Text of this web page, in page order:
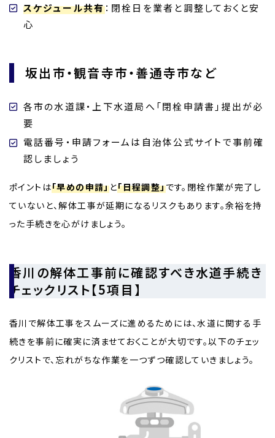
スケジュール共有：閉栓日を業者と調整しておくと安
心
坂出市・観音寺市・善通寺市など
各市の水道課・上下水道局へ「閉栓申請書」提出が必
要
電話番号・申請フォームは自治体公式サイトで事前確
認しましょう
ポイントは「早めの申請」と「日程調整」です。閉栓作業が完了し
ていないと、解体工事が延期になるリスクもあります。余裕を持
った手続きを心がけましょう。
香川の解体工事前に確認すべき水道手続き
チェックリスト【5項目】
香川で解体工事をスムーズに進めるためには、水道に関する手
続きを事前に確実に済ませておくことが大切です。以下のチェッ
クリストで、忘れがちな作業を一つずつ確認していきましょう。